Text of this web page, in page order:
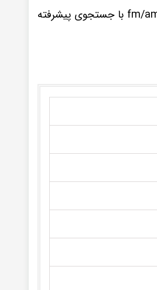
چنانچه از علاقه مندان به برنامه های مفرح و سرگرم کننده رادیویی هستید، گیرنده رادیو fm/am با جستجوی پیشرفته